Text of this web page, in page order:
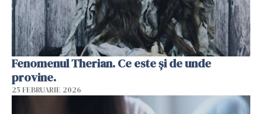
Fenomenul Therian. Ce este și de unde
provine.
25 FEBRUARIE 2026